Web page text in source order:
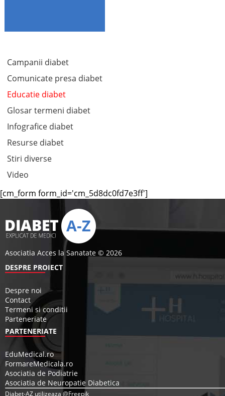
Campanii diabet
Comunicate presa diabet
Educatie diabet
Glosar termeni diabet
Infografice diabet
Resurse diabet
Stiri diverse
Video
[cm_form form_id='cm_5d8dc0fd7e3ff']
Asociatia Acces la Sanatate © 2026
DESPRE PROIECT
Despre noi
Contact
Termeni si conditii
Parteneriate
PARTENERIATE
EduMedical.ro
FormareMedicala.ro
Asociatia de Podiatrie
Asociatia de Neuropatie Diabetica
Diabet-AZ utilizeaza @Freepik